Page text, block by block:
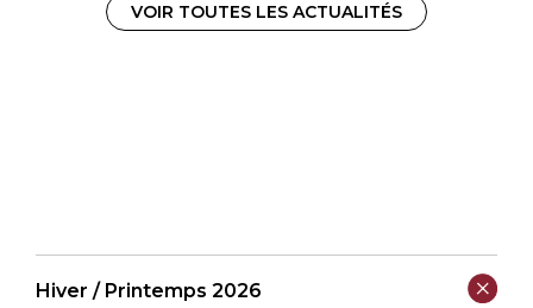
VOIR TOUTES LES ACTUALITÉS
Hiver / Printemps 2026